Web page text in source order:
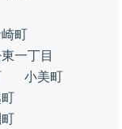
町
一丁目
小美町